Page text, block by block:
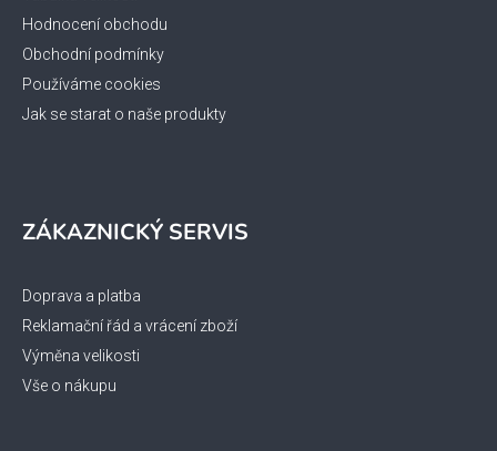
Hodnocení obchodu
Obchodní podmínky
Používáme cookies
Jak se starat o naše produkty
ZÁKAZNICKÝ SERVIS
Doprava a platba
Reklamační řád a vrácení zboží
Výměna velikosti
Vše o nákupu